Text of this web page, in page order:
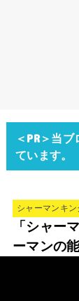
＜PR＞当
ています。
シャーマンキン
「シャー
ーマンの